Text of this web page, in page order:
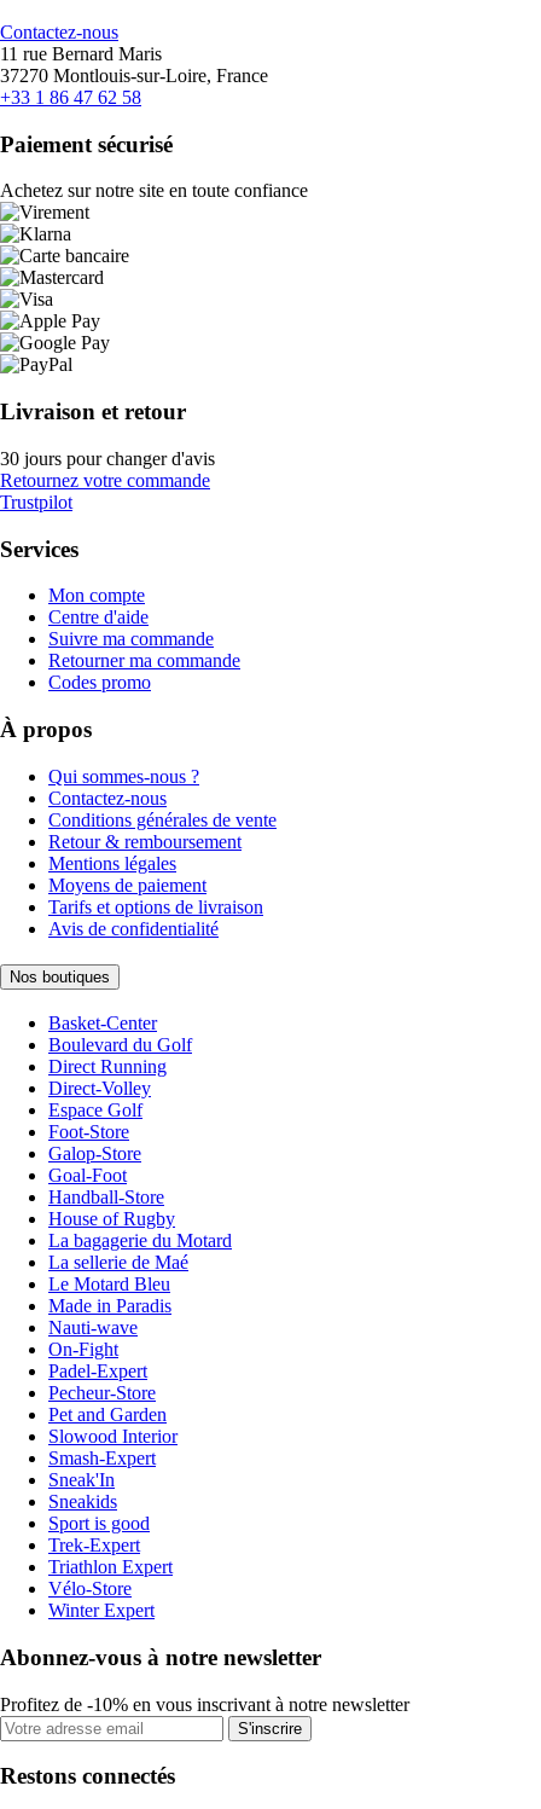
Contactez-nous
11 rue Bernard Maris
37270 Montlouis-sur-Loire, France
+33 1 86 47 62 58
Paiement sécurisé
Achetez sur notre site en toute confiance
Livraison et retour
30 jours pour changer d'avis
Retournez votre commande
Trustpilot
Services
Mon compte
Centre d'aide
Suivre ma commande
Retourner ma commande
Codes promo
À propos
Qui sommes-nous ?
Contactez-nous
Conditions générales de vente
Retour & remboursement
Mentions légales
Moyens de paiement
Tarifs et options de livraison
Avis de confidentialité
Nos boutiques
Basket-Center
Boulevard du Golf
Direct Running
Direct-Volley
Espace Golf
Foot-Store
Galop-Store
Goal-Foot
Handball-Store
House of Rugby
La bagagerie du Motard
La sellerie de Maé
Le Motard Bleu
Made in Paradis
Nauti-wave
On-Fight
Padel-Expert
Pecheur-Store
Pet and Garden
Slowood Interior
Smash-Expert
Sneak'In
Sneakids
Sport is good
Trek-Expert
Triathlon Expert
Vélo-Store
Winter Expert
Abonnez-vous à notre newsletter
Profitez de -10% en vous inscrivant à notre newsletter
S'inscrire
Restons connectés